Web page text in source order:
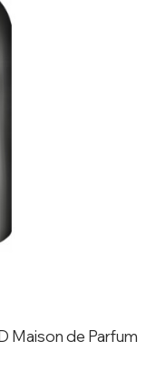
Maison de Parfum